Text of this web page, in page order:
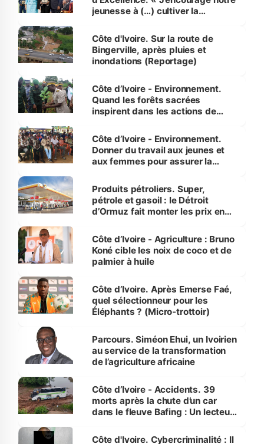
jeunesse à (…) cultiver la
(Alassane Ouattara
Côte d'Ivoire. Sur la route de
Bingerville, après pluies et
inondations (Reportage)
Côte d’Ivoire - Environnement.
Quand les forêts sacrées
inspirent dans les actions de
Côte d’Ivoire - Environnement.
Donner du travail aux jeunes et
aux femmes pour assurer la
menacées
Produits pétroliers. Super,
pétrole et gasoil : le Détroit
d’Ormuz fait monter les prix en
Côte d’Ivoire - Agriculture : Bruno
Koné cible les noix de coco et de
palmier à huile
Côte d’Ivoire. Après Emerse Faé,
quel sélectionneur pour les
Éléphants ? (Micro-trottoir)
Parcours. Siméon Ehui, un Ivoirien
au service de la transformation
de l’agriculture africaine
Côte d’Ivoire - Accidents. 39
morts après la chute d’un car
dans le fleuve Bafing : Un lecteur
des Transports
Côte d'Ivoire. Cybercriminalité : Il